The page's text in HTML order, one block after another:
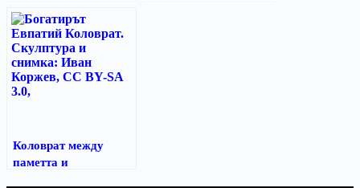
Коловрат между
паметта и